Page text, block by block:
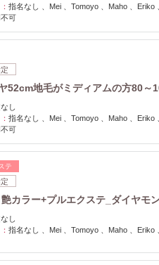
指名なし 、Mei 、Tomoyo 、Maho 、Eriko
可
52cm地毛がミディアムの方80～
し
指名なし 、Mei 、Tomoyo 、Maho 、Eriko
可
テ
艶カラー+プルエクステ_ダイヤ
し
指名なし 、Mei 、Tomoyo 、Maho 、Eriko